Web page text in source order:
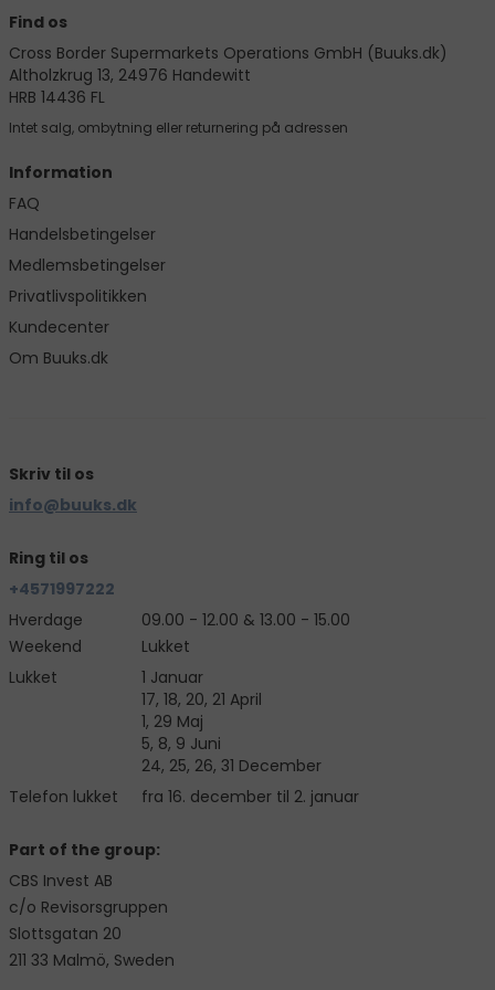
Find os
Cross Border Supermarkets Operations GmbH (Buuks.dk)
Altholzkrug 13, 24976 Handewitt
HRB 14436 FL
Intet salg, ombytning eller returnering på adressen
Information
FAQ
Handelsbetingelser
Medlemsbetingelser
Privatlivspolitikken
Kundecenter
Om Buuks.dk
Skriv til os
info@buuks.dk
Ring til os
+4571997222
Hverdage
09.00 - 12.00 & 13.00 - 15.00
Weekend
Lukket
Lukket
Telefon lukket
1 Januar
17, 18, 20, 21 April
1, 29 Maj
5, 8, 9 Juni
24, 25, 26, 31 December
fra 16. december til 2. januar
Part of the group:
CBS Invest AB
c/o Revisorsgruppen
Slottsgatan 20
211 33 Malmö, Sweden